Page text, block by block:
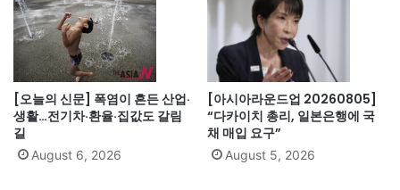
[오늘의 신문] 폭염이 흔든 산업·
생활…전기차·환율·집값도 갈림
길
August 6, 2026
[아시아라운드업 20260805]
“다카이치 총리, 일본은행에 국
채 매입 요구”
August 5, 2026